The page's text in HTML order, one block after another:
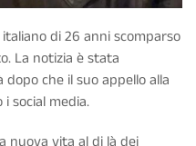
di 26 anni scomparso
La notizia è stata
che il suo appello alla
social media.